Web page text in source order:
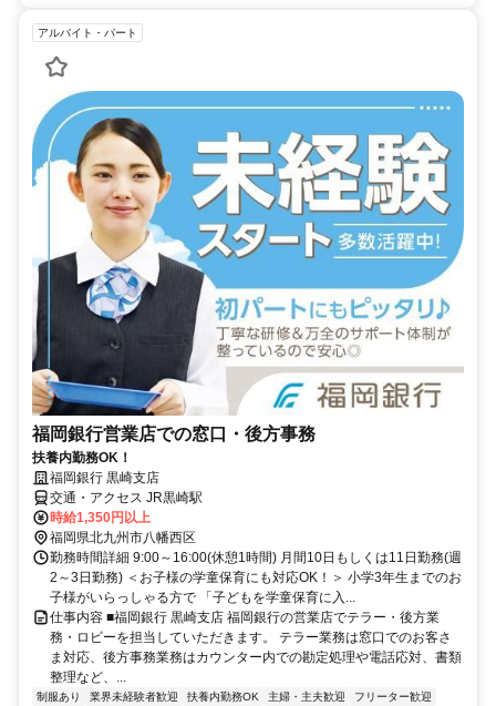
アルバイト・パート
福岡銀行営業店での窓口・後方事務
扶養内勤務OK！
福岡銀行 黒崎支店
交通・アクセス JR黒崎駅
時給1,350円以上
福岡県北九州市八幡西区
勤務時間詳細 9:00～16:00(休憩1時間) 月間10日もしくは11日勤務(週
2～3日勤務) ＜お子様の学童保育にも対応OK！＞ 小学3年生までのお
子様がいらっしゃる方で 「子どもを学童保育に入...
仕事内容 ■福岡銀行 黒崎支店 福岡銀行の営業店でテラー・後方業
務・ロビーを担当していただきます。 テラー業務は窓口でのお客さ
ま対応、後方事務業務はカウンター内での勘定処理や電話応対、書類
整理など、...
制服あり 業界未経験者歓迎 扶養内勤務OK 主婦・主夫歓迎
フリーター歓迎